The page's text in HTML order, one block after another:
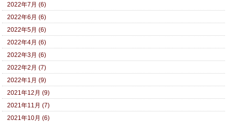
2022年7月 (6)
2022年6月 (6)
2022年5月 (6)
2022年4月 (6)
2022年3月 (6)
2022年2月 (7)
2022年1月 (9)
2021年12月 (9)
2021年11月 (7)
2021年10月 (6)